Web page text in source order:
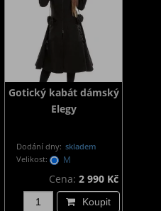
Gotický kabát dámský
Elegy
Dodání dny: skladem
Velikost:
M
Cena: 2 990 Kč
Koupit